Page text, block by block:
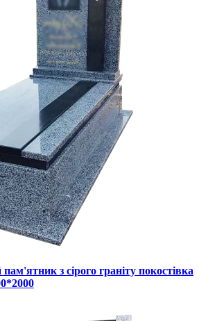
з сірого граніту покостівка